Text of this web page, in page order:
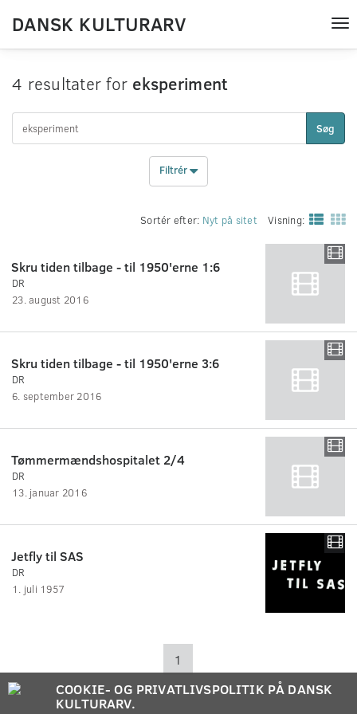
DANSK KULTURARV
4 resultater for eksperiment
Søg
Filtrér
Sortér efter: Nyt på sitet Visning:
Skru tiden tilbage - til 1950'erne 1:6
DR
23. august 2016
Skru tiden tilbage - til 1950'erne 3:6
DR
6. september 2016
Tømmermændshospitalet 2/4
DR
13. januar 2016
Jetfly til SAS
DR
1. juli 1957
1
COOKIE- OG PRIVATLIVSPOLITIK PÅ DANSK
KULTURARV.